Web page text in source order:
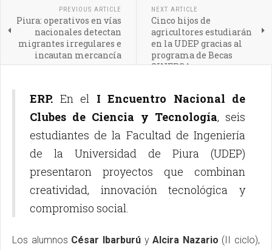
PREVIOUS ARTICLE
Piura: operativos en vías
nacionales detectan
migrantes irregulares e
incautan mercancía
NEXT ARTICLE
Cinco hijos de
agricultores estudiarán
en la UDEP gracias al
programa de Becas
SINERSA
ERP. En el I Encuentro Nacional de
Clubes de Ciencia y Tecnología, seis
estudiantes de la Facultad de Ingeniería
de la Universidad de Piura (UDEP)
presentaron proyectos que combinan
creatividad, innovación tecnológica y
compromiso social.
Los alumnos César IbarburúyAlcira Nazario (II ciclo),